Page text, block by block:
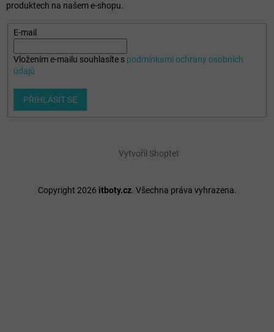
produktech na našem e-shopu.
E-mail
Vložením e-mailu souhlasíte s podmínkami ochrany osobních
údajů
PŘIHLÁSIT SE
Vytvořil Shoptet
Copyright 2026 itboty.cz. Všechna práva vyhrazena.